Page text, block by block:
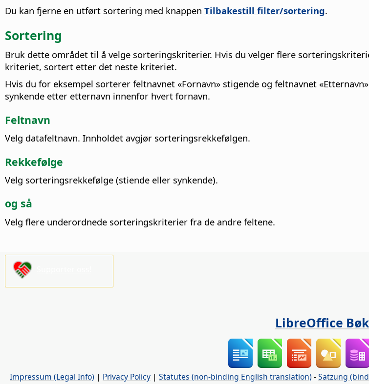
Du kan fjerne en utført sortering med knappen Tilbakestill filter/sortering.
Sortering
Bruk dette området til å velge sorteringskriterier. Hvis du velger flere
kriteriet, sortert etter det neste kriteriet.
Hvis du for eksempel sorterer feltnavnet «Fornavn» stigende og feltnavnet
synkende etter etternavn innenfor hvert fornavn.
Feltnavn
Velg datafeltnavn. Innholdet avgjør sorteringsrekkefølgen.
Rekkefølge
Velg sorteringsrekkefølge (stiende eller synkende).
og så
Velg flere underordnede sorteringskriterier fra de andre feltene.
LibreOffice
Impressum (Legal Info) | Privacy Policy | Statutes (non-binding English translation) -Satzung